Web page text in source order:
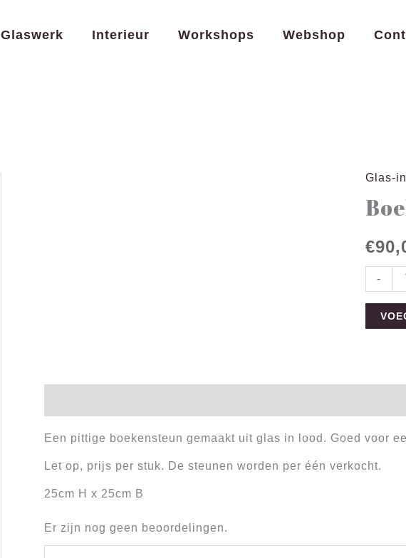
Glaswerk Interieur Workshops Webshop
Glas-
€
-
-
aantal
Een pittige boekensteun gemaakt uit glas in lood. Goed voor
Let op, prijs per stuk. De steunen worden per één verkocht.
25cm H x 25cm B
Er zijn nog geen beoordelingen.
aantal